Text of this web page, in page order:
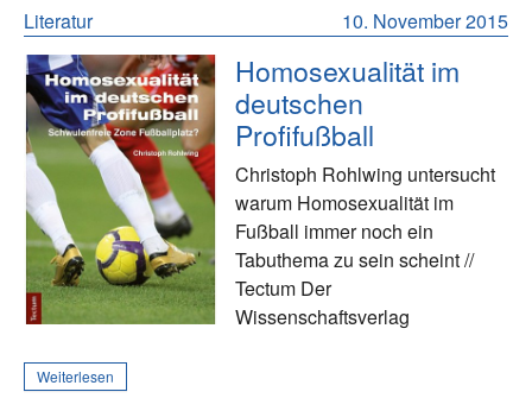
10. November 2015
Literatur
Homosexualität im
deutschen
Profifußball
Christoph Rohlwing untersucht
warum Homosexualität im
Fußball immer noch ein
Tabuthema zu sein scheint //
Tectum Der
Wissenschaftsverlag
Weiterlesen